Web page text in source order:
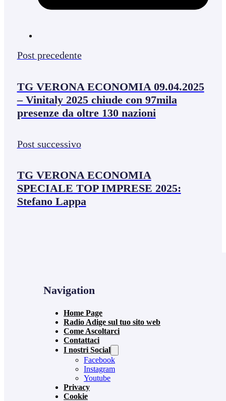
Post precedente
TG VERONA ECONOMIA 09.04.2025
– Vinitaly 2025 chiude con 97mila
presenze da oltre 130 nazioni
Post successivo
TG VERONA ECONOMIA
SPECIALE TOP IMPRESE 2025:
Stefano Lappa
Navigation
Home Page
Radio Adige sul tuo sito web
Come Ascoltarci
Contattaci
I nostri Social
Facebook
Instagram
Youtube
Privacy
Cookie